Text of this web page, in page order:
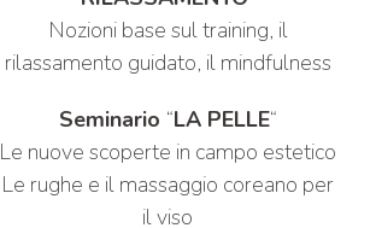
Nozioni base sul training, il
rilassamento guidato, il mindfulness
Seminario “LA PELLE“
Le nuove scoperte in campo estetico
Le rughe e il massaggio coreano per
il viso